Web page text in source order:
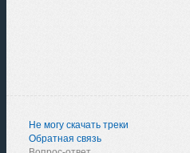
Не могу скачать треки
Обратная связь